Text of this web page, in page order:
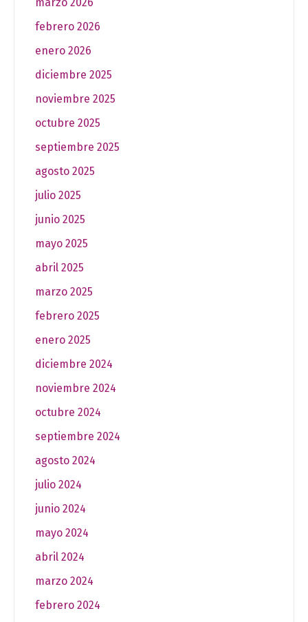
febrero 2026
enero 2026
diciembre 2025
noviembre 2025
octubre 2025
septiembre 2025
agosto 2025
julio 2025
junio 2025
mayo 2025
abril 2025
marzo 2025
febrero 2025
enero 2025
diciembre 2024
noviembre 2024
octubre 2024
septiembre 2024
agosto 2024
julio 2024
junio 2024
mayo 2024
abril 2024
marzo 2024
febrero 2024